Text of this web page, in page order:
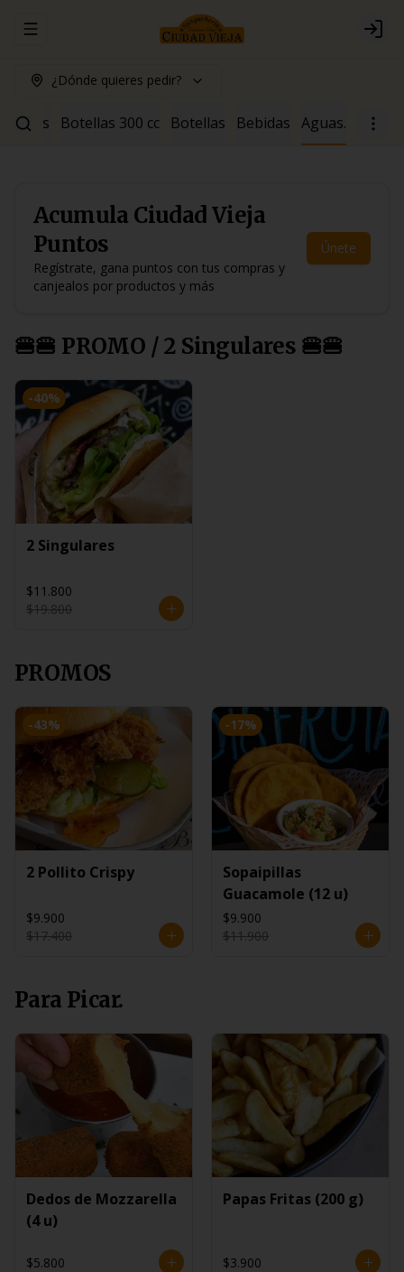
Abrir menu de navegación Login
¿Dónde quieres pedir?
Botellas 300 cc Botellas Bebidas Aguas.
Acumula Ciudad Vieja
Puntos
Regístrate, gana puntos con tus compras y
canjealos por productos y más
Únete
🍔🍔 PROMO / 2 Singulares 🍔🍔
-40%
2 Singulares
$11.800
$19.800
PROMOS
-43%
2 Pollito Crispy
$9.900
$17.400
-17%
Sopaipillas
Guacamole (12 u)
$9.900
$11.900
Para Picar.
Dedos de Mozzarella
(4 u)
$5.800
Papas Fritas (200 g)
$3.900